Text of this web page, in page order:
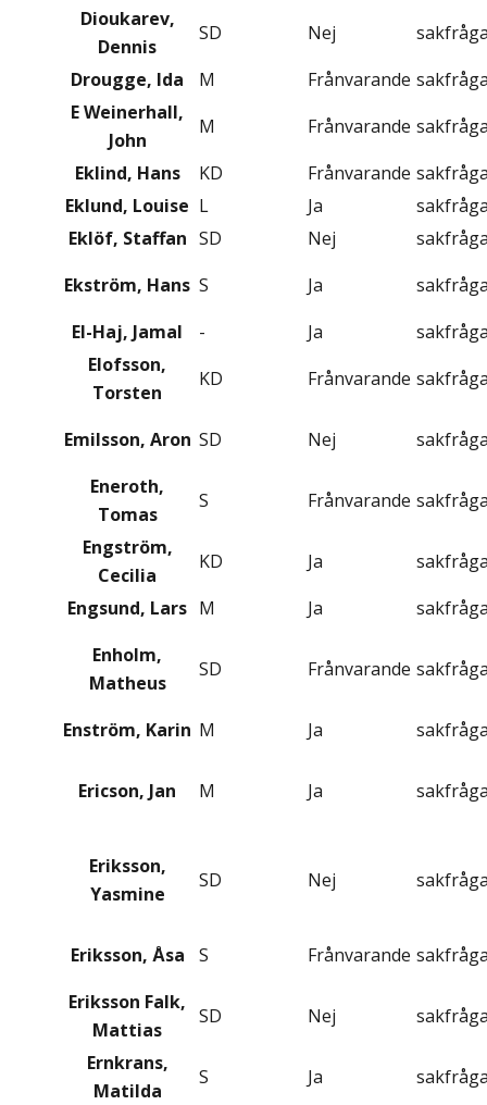
Dioukarev,
Dennis
SD Nej
Drougge, Ida
M Frånvarande
E Weinerhall,
John
M Frånvarande
Eklind, Hans
KD Frånvarande
Eklund, Louise L Ja
Eklöf, Staffan SD Nej
Ekström, Hans S Ja
El-Haj, Jamal
- Ja
Elofsson,
Torsten
KD Frånvarande
Emilsson, Aron SD Nej
Eneroth,
Tomas
S Frånvarande
Engström,
Cecilia
KD Ja
Engsund, Lars M Ja
Enholm,
Matheus
SD Frånvarande
Enström, Karin M Ja
Ericson, Jan M Ja
Eriksson,
Yasmine
SD Nej
Eriksson, Åsa S Frånvarande
Eriksson Falk,
Mattias
SD Nej
Ernkrans,
Matilda
S Ja